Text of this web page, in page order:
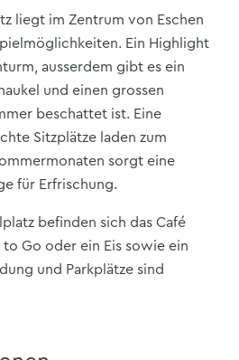
liegt im Zentrum von Eschen
Ein Highlight
, ausserdem gibt es ein
und einen grossen
beschattet ist. Eine
Sitzplätze laden zum
sorgt eine
für Erfrischung.
befinden sich das Café
Go oder ein Eis sowie ein
und Parkplätze sind